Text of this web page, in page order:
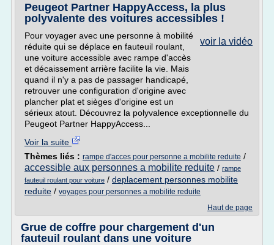
Peugeot Partner HappyAccess, la plus
polyvalente des voitures accessibles !
voir la vidéo
Pour voyager avec une personne à mobilité
réduite qui se déplace en fauteuil roulant,
une voiture accessible avec rampe d'accès
et décaissement arrière facilite la vie. Mais
quand il n'y a pas de passager handicapé,
retrouver une configuration d'origine avec
plancher plat et sièges d'origine est un
sérieux atout. Découvrez la polyvalence exceptionnelle du
Peugeot Partner HappyAccess...
Voir la suite
Thèmes liés : rampe d'acces pour personne a mobilite reduite /
accessible aux personnes a mobilite reduite / rampe
fauteuil roulant pour voiture / deplacement personnes mobilite
reduite / voyages pour personnes a mobilite reduite
Haut de page
Grue de coffre pour chargement d'un
fauteuil roulant dans une voiture